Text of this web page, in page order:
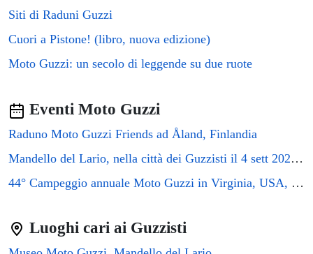
Siti di Raduni Guzzi
Cuori a Pistone! (libro, nuova edizione)
Moto Guzzi: un secolo di leggende su due ruote
Eventi Moto Guzzi
Raduno Moto Guzzi Friends ad Åland, Finlandia
Mandello del Lario, nella città dei Guzzisti il 4 sett 2026 si terrà il raduno GMG2026
44° Campeggio annuale Moto Guzzi in Virginia, USA, 2026
Luoghi cari ai Guzzisti